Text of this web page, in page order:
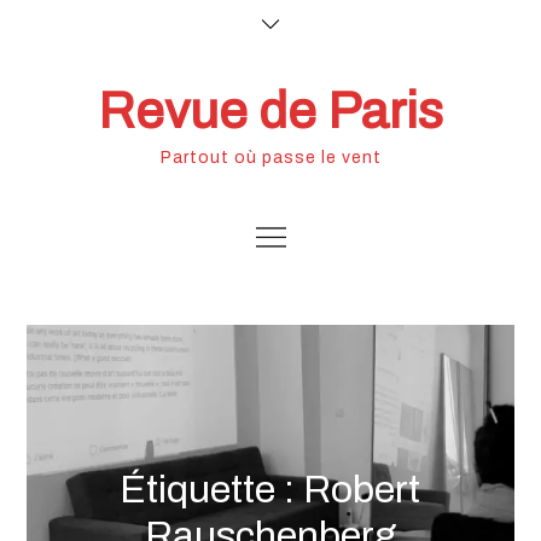
Revue de Paris
Partout où passe le vent
Étiquette :Robert